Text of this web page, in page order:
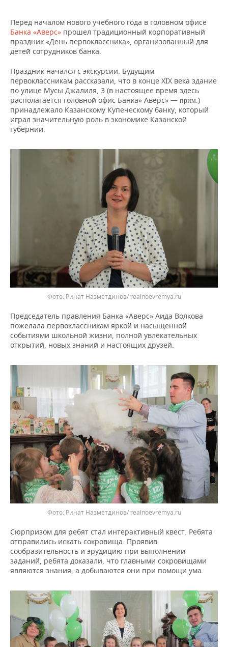
ТЕЛЕКОММУНИКАЦИИ
БИЗНЕС-БРАНЧИ
ONLINE-КОНФЕРЕНЦИИ
ОТКРЫТАЯ ЛЕКЦИЯ
ФУТБОЛ
ХОККЕЙ
БАСКЕТБОЛ
ВОЛЕЙБОЛ
КИБЕРСПОРТ
ФИГУРНОЕ КАТАНИЕ
ВОДНЫЕ ВИДЫ СПОРТА
НОВОСТИ ОБЩЕСТВА
ВЛАСТЬ
ИНФРАСТРУКТУРА
ИСТОРИЯ
КУЛЬТУРА
МЕДИЦИНА
ФОТОГАЛЕРЕЯ
СЮЖЕТЫ
СПРАВОЧНИК
СПИСОК ПЕРСОН
СПИСОК КОМПАНИЙ
ПОЛНАЯ ВЕРСИЯ
Перед началом нового учебного года в головном офисе
Банка «Аверс» прошел традиционный корпоративный
праздник «День первоклассника», организованный для
детей сотрудников банка.
Праздник начался с экскурсии. Будущим
первоклассникам рассказали, что в конце ХIХ века здание
по улице Мусы Джалиля, 3 (в настоящее время здесь
располагается головной офис Банка» Аверс» — прим.)
принадлежало Казанскому Купеческому банку, который
играл значительную роль в экономике Казанской
губернии.
Фото: Ринат Назметдинов/ realnoevremya.ru
Председатель правления Банка «Аверс» Аида Волкова
пожелала первоклассникам яркой и насыщенной
событиями школьной жизни, полной увлекательных
открытий, новых знаний и настоящих друзей.
Фото: Ринат Назметдинов/ realnoevremya.ru
Сюрпризом для ребят стал интерактивный квест. Ребята
отправились искать сокровища. Проявив
сообразительность и эрудицию при выполнении
заданий, ребята доказали, что главными сокровищами
являются знания, а добываются они при помощи ума.